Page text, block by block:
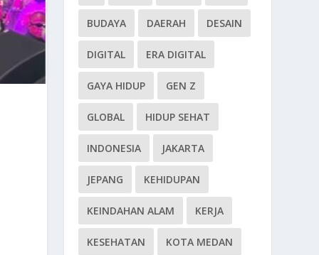
BUDAYA DAERAH DESAIN
DIGITAL ERA DIGITAL
GAYA HIDUP GEN Z
GLOBAL HIDUP SEHAT
INDONESIA JAKARTA
JEPANG KEHIDUPAN
KEINDAHAN ALAM KERJA
KESEHATAN KOTA MEDAN